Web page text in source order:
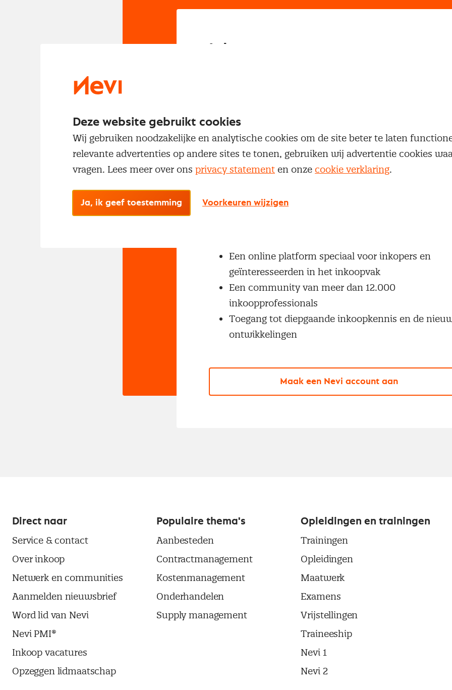
Inloggen
Inloggen
Nog geen Nevi account?
Een online platform speciaal voor inkopers en
geïnteresseerden in het inkoopvak
Een community van meer dan 12.000
inkoopprofessionals
Toegang tot diepgaande inkoopkennis en de
ontwikkelingen
Maak een Nevi account aan
Direct naar
Service & contact
Over inkoop
Netwerk en communities
Aanmelden nieuwsbrief
Word lid van Nevi
Nevi PMI®
Inkoop vacatures
Opzeggen lidmaatschap
Populaire thema's
Aanbesteden
Contractmanagement
Kostenmanagement
Onderhandelen
Supply management
Opleidingen en trainingen
Trainingen
Opleidingen
Maatwerk
Examens
Vrijstellingen
Traineeship
Nevi 1
Nevi 2
Deze website gebruikt cookies
Wij gebruiken noodzakelijke en analytische cookies om de site beter te laten
relevante advertenties op andere sites te tonen, gebruiken wij advertentie cookies
vragen. Lees meer over ons privacy statement en onze cookie verklaring.
Ja, ik geef toestemming Voorkeuren wijzigen